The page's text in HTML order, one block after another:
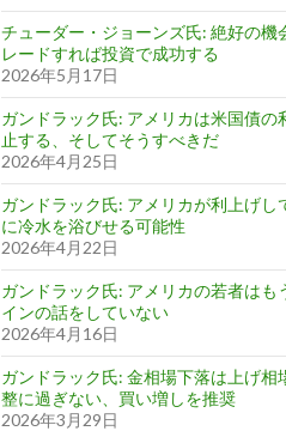
チューダー・ジョーンズ氏: 絶好の機
レードすれば投資で成功する
2026年5月17日
ガンドラック氏: アメリカは米国債の
止する、そしてそうすべきだ
2026年4月25日
ガンドラック氏: アメリカが利上げし
に冷水を浴びせる可能性
2026年4月22日
ガンドラック氏: アメリカの若者はも
インの話をしていない
2026年4月16日
ガンドラック氏: 金相場下落は上げ相
整に過ぎない、買い増しを推奨
2026年3月29日